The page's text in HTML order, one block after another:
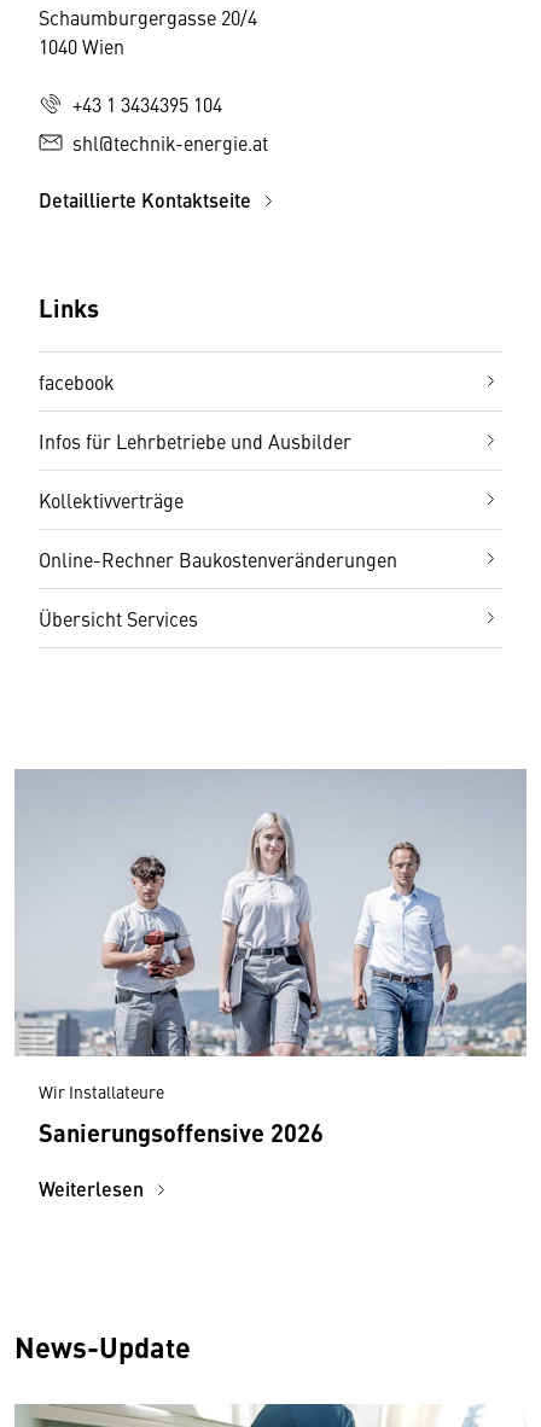
Schaumburgergasse 20/4
1040 Wien
+43 1 3434395 104
shl@technik-energie.at
Detaillierte Kontaktseite
Links
facebook
Infos für Lehrbetriebe und Ausbilder
Kollektivverträge
Online-Rechner Baukostenveränderungen
Übersicht Services
Wir Installateure
Sanierungsoffensive 2026
Weiterlesen
News-Update